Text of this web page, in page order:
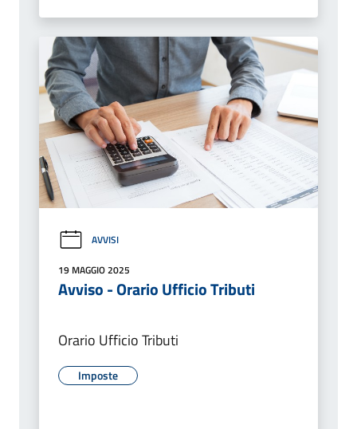
AVVISI
19 MAGGIO 2025
Avviso - Orario Ufficio Tributi
Orario Ufficio Tributi
Imposte